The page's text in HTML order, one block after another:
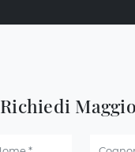
Richiedi